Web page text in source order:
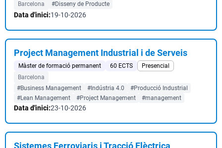
Barcelona
#Disseny de Producte
Data d'inici:19-10-2026
Project Management Industrial i de Serveis
Màster de formació permanent 60 ECTS
Presencial
Barcelona
#Business Management
#Indústria 4.0
#Producció Industrial
#Lean Management
#Project Management #management
Data d'inici:23-10-2026
Sistemes Ferroviaris i Tracció Elèctrica